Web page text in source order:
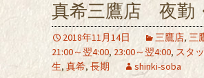
真希三鷹店 夜勤
2018年11月14日 三鷹店, 三
21:00～翌4:00, 23:00～翌4:00, スタ
生, 真希,長期 shinki-soba